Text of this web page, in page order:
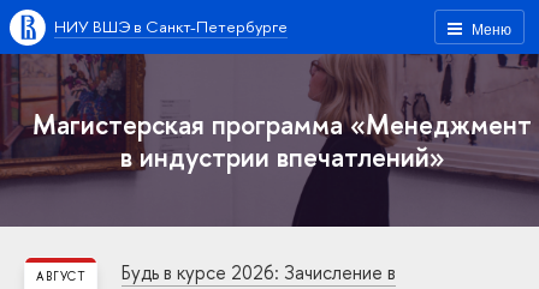
Меню
НИУ ВШЭ в Санкт-Петербурге
Магистерская программа «Менеджмент
в индустрии впечатлений»
АВГУСТ
Будь в курсе 2026: Зачисление в